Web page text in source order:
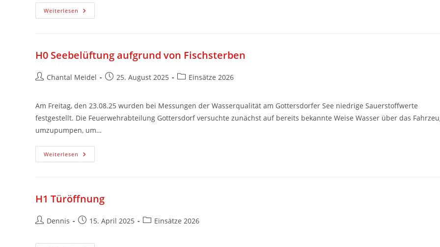
Weiterlesen
H0 Seebelüftung aufgrund von Fischsterben
Chantal Meidel 25. August 2025 Einsätze 2026
Am Freitag, den 23.08.25 wurden bei Messungen der Wasserqualität am Gottersdorfer See niedrige Sauerstoffwerte
festgestellt. Die Feuerwehrabteilung Gottersdorf versuchte zunächst auf bereits bekannte Weise Wasser über das
umzupumpen, um…
Weiterlesen
H1 Türöffnung
Dennis 15. April 2025 Einsätze 2026